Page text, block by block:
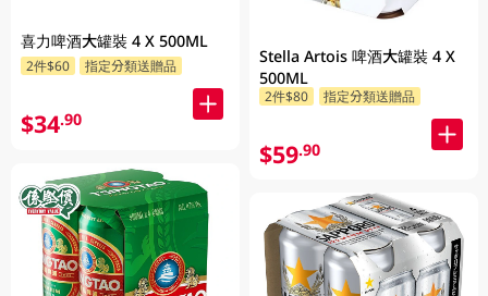
喜力啤酒大罐裝 4 X 500ML
2件$60 指定分類送贈品
$34.90
Stella Artois 啤酒大罐裝 4 X
500ML
2件$80 指定分類送贈品
$59.90